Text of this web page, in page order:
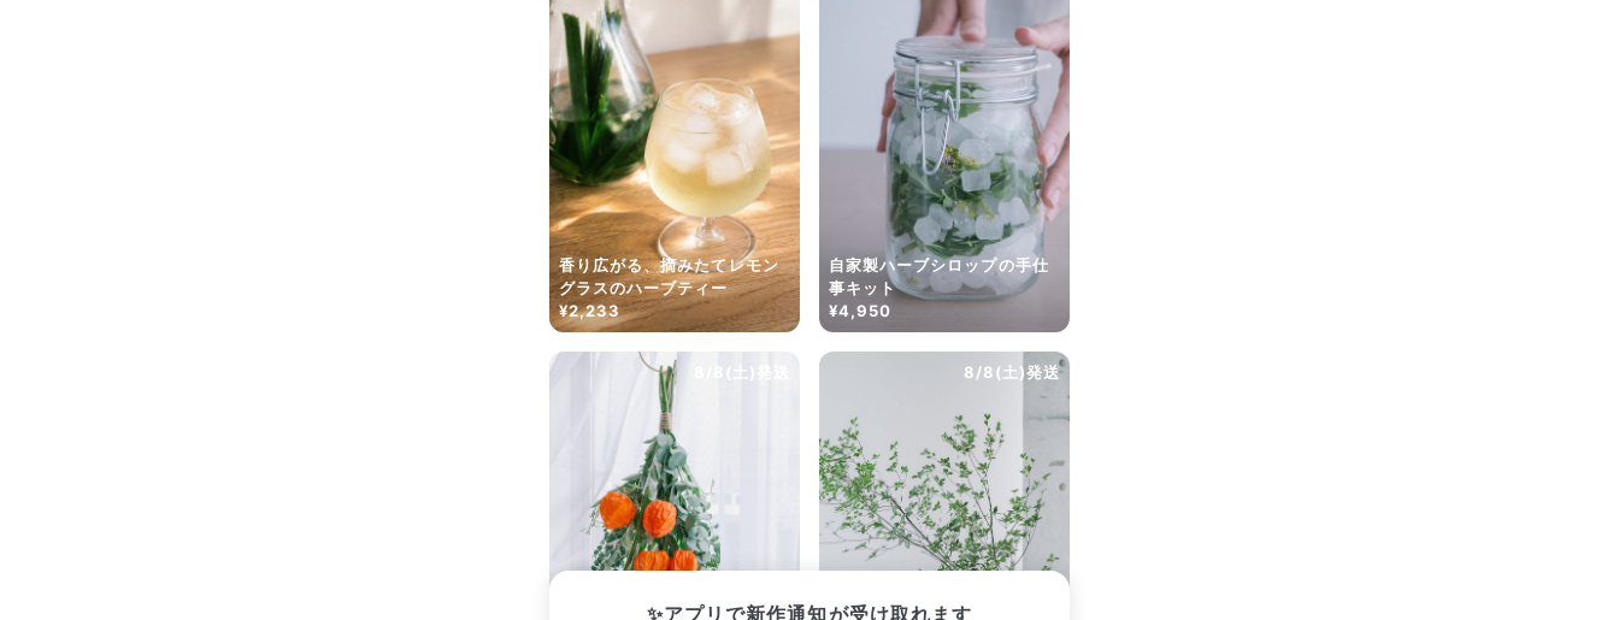
Q. 毎月自動でお花が届くサービスですか？
いいえ、毎月自動でお届けするサービスではありません。好きな時
に好きな花をご注文いただけます。
Q. 配送できないエリアはありますか？
ただいま沖縄・離島エリアへの配送には対応しておりません。ご了
承ください。
Q. 配送日時は指定できますか？
お花をベストなタイミングで発送しているため、お届け日の指定は
できません。受け取り時間帯は、発送後にクロネコヤマトのアプリ
から変更可能です。
Q. 注文後にキャンセルできますか？
ご注文後一定時間内であればキャンセル可能です。
✨アプリで新作通知が受け取れます
香り広がる、摘みたてレモン
グラスのハーブティー
¥2,233
自家製ハーブシロップの手仕
事キット
¥4,950
8/8(土)発送 8/8(土)発送